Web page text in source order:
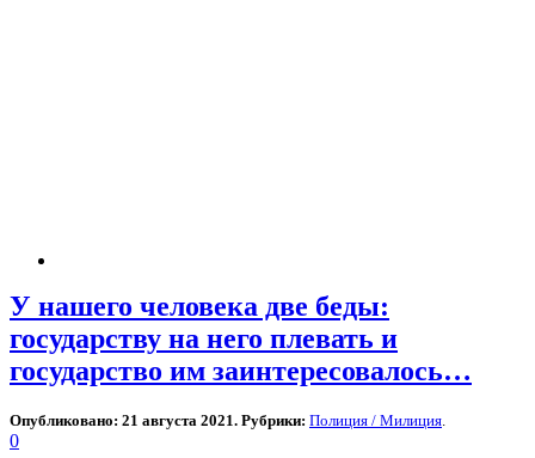
У нашего человека две беды:
государству на него плевать и
государство им заинтересовалось…
Опубликовано: 21 августа 2021. Рубрики: Полиция / Милиция
0